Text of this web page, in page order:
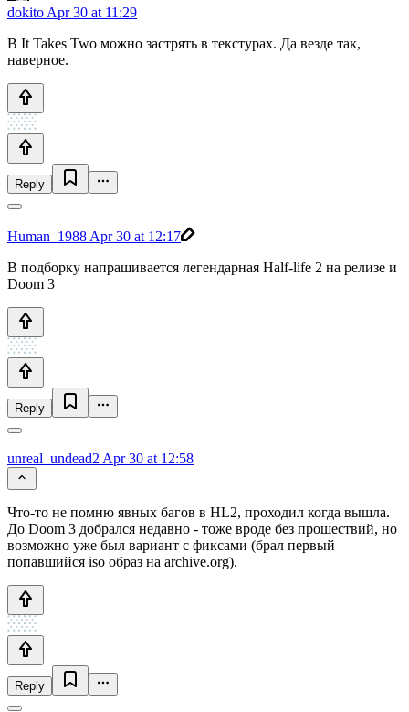
dokito Apr 30 at 11:29
В It Takes Two можно застрять в текстурах. Да везде так,
наверное.
Reply
Human_1988 Apr 30 at 12:17
В подборку напрашивается легендарная Half-life 2 на релизе и
Doom 3
Reply
unreal_undead2 Apr 30 at 12:58
Что-то не помню явных багов в HL2, проходил когда вышла.
До Doom 3 добрался недавно - тоже вроде без прошествий, но
возможно уже был вариант с фиксами (брал первый
попавшийся iso образ на archive.org).
Reply